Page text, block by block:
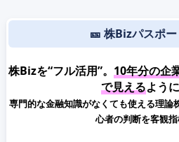
🎫 株Bizパスポ
株Bizを“フル活用”。 10年分の企
で見えるよう
専門的な金融知識がなくても使える理論
心者の判断を客観指